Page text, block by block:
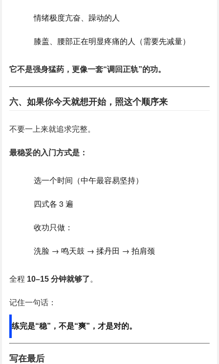
情绪极度亢奋、躁动的人
膝盖、腰部正在明显疼痛的人（需要先减量）
它不是强身猛药，更像一套“调回正轨”的功。
六、如果你今天就想开始，照这个顺序来
不要一上来就追求完整。
最稳妥的入门方式是：
选一个时间（中午最容易坚持）
四式各 3 遍
收功只做：
洗脸 → 鸣天鼓 → 揉丹田 → 拍肩颈
全程 10–15 分钟就够了。
记住一句话：
练完是“稳”，不是“爽”，才是对的。
写在最后